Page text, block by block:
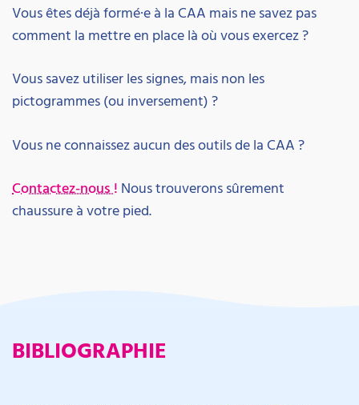
Vous êtes déjà formé·e à la CAA mais ne savez pas
comment la mettre en place là où vous exercez ?
Vous savez utiliser les signes, mais non les
pictogrammes (ou inversement) ?
Vous ne connaissez aucun des outils de la CAA ?
Contactez-nous ! Nous trouverons sûrement
chaussure à votre pied.
BIBLIOGRAPHIE